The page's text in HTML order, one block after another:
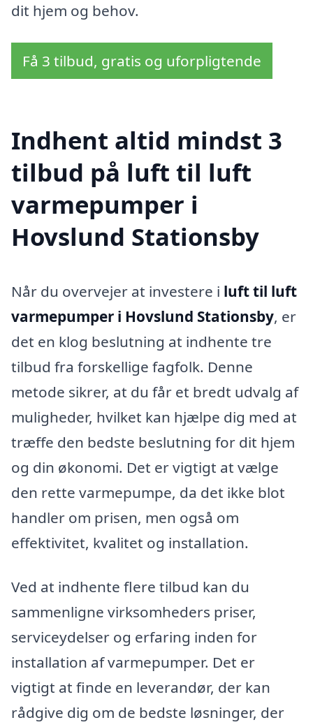
dit hjem og behov.
Få 3 tilbud, gratis og uforpligtende
Indhent altid mindst 3
tilbud på luft til luft
varmepumper i
Hovslund Stationsby
Når du overvejer at investere i luft til luft
varmepumper i Hovslund Stationsby, er
det en klog beslutning at indhente tre
tilbud fra forskellige fagfolk. Denne
metode sikrer, at du får et bredt udvalg af
muligheder, hvilket kan hjælpe dig med at
træffe den bedste beslutning for dit hjem
og din økonomi. Det er vigtigt at vælge
den rette varmepumpe, da det ikke blot
handler om prisen, men også om
effektivitet, kvalitet og installation.
Ved at indhente flere tilbud kan du
sammenligne virksomheders priser,
serviceydelser og erfaring inden for
installation af varmepumper. Det er
vigtigt at finde en leverandør, der kan
rådgive dig om de bedste løsninger, der